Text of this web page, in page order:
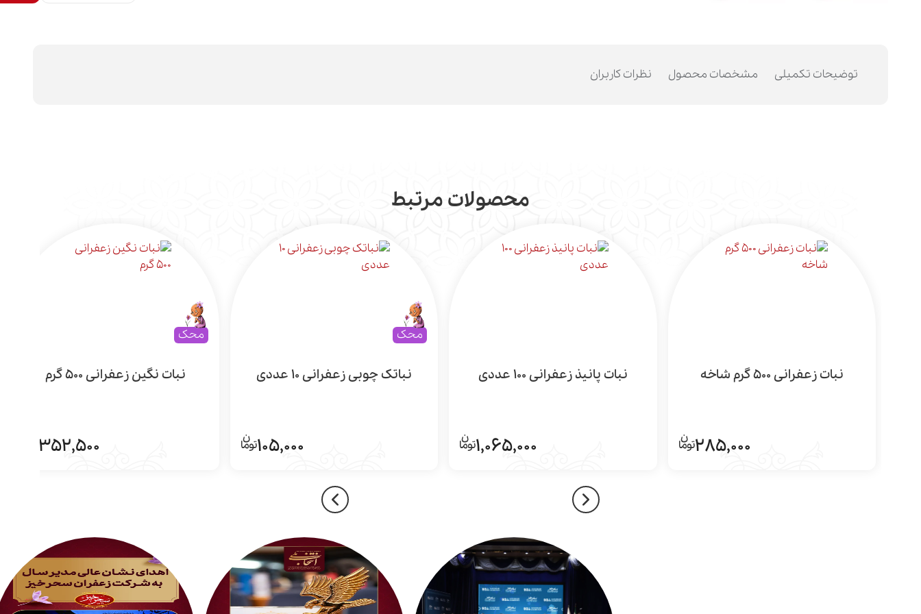
توضیحات تکمیلی مشخصات محصول نظرات کاربران
محصولات مرتبط
نبات زعفرانی 500 گرم شاخه
285,000
نبات پانیذ زعفرانی 100 عددی
1,065,000
محک
نباتک چوبی زعفرانی 10 عددی
105,000
محک
نبات نگین زعفرانی 500 گرم
352,500